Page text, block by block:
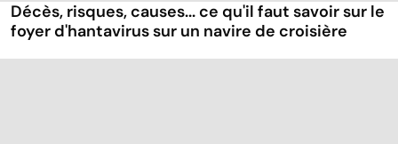
Décès, risques, causes... ce qu'il faut savoir sur le
foyer d'hantavirus sur un navire de croisière